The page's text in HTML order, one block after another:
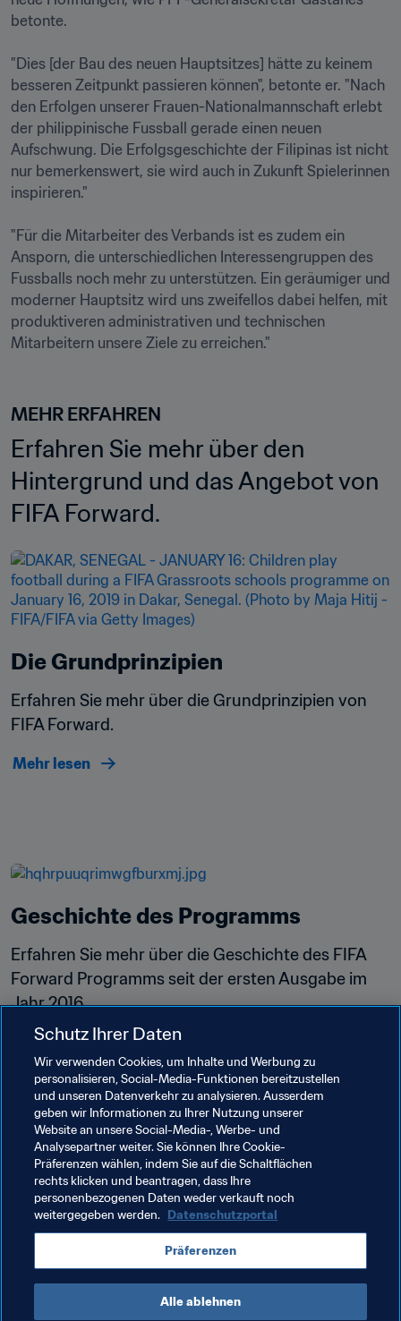
betonte.
"Dies [der Bau des neuen Hauptsitzes] hätte zu keinem
besseren Zeitpunkt passieren können", betonte er. "Nach
den Erfolgen unserer Frauen-Nationalmannschaft erlebt
der philippinische Fussball gerade einen neuen
Aufschwung. Die Erfolgsgeschichte der Filipinas ist nicht
nur bemerkenswert, sie wird auch in Zukunft Spielerinnen
inspirieren."
"Für die Mitarbeiter des Verbands ist es zudem ein
Ansporn, die unterschiedlichen Interessengruppen des
Fussballs noch mehr zu unterstützen. Ein geräumiger und
moderner Hauptsitz wird uns zweifellos dabei helfen, mit
produktiveren administrativen und technischen
Mitarbeitern unsere Ziele zu erreichen."
MEHR ERFAHREN
Erfahren Sie mehr über den
Hintergrund und das Angebot von
FIFA Forward.
Die Grundprinzipien
Erfahren Sie mehr über die Grundprinzipien von
FIFA Forward.
Mehr lesen
Geschichte des Programms
Erfahren Sie mehr über die Geschichte des FIFA
Forward Programms seit der ersten Ausgabe im
Jahr 2016.
Mehr lesen
Verwandte Themen
FIFA Forward Organisation Philippines
AFC
Schutz Ihrer Daten
Wir verwenden Cookies, um Inhalte und Werbung zu
personalisieren, Social-Media-Funktionen bereitzustellen
und unseren Datenverkehr zu analysieren. Ausserdem
geben wir Informationen zu Ihrer Nutzung unserer
Website an unsere Social-Media-, Werbe- und
Analysepartner weiter. Sie können Ihre Cookie-
Präferenzen wählen, indem Sie auf die Schaltflächen
rechts klicken und beantragen, dass Ihre
personenbezogenen Daten weder verkauft noch
weitergegeben werden. Datenschutzportal
Präferenzen
Alle ablehnen